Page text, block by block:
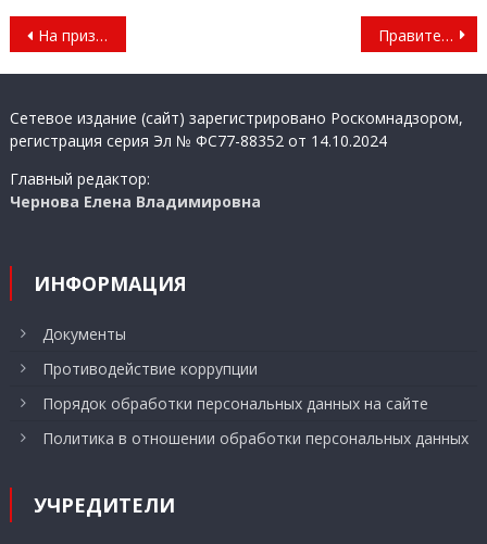
Навигация
по
На призы «Маяка» Правительство Нижегородской области и команда Захара Прилепина запустили предновогоднюю акцию «Нижегородская область — фронту»
Сетевое издание (сайт) зарегистрировано Роскомнадзором,
регистрация серия Эл № ФС77-88352 от 14.10.2024
Главный редактор:
Чернова Елена Владимировна
ИНФОРМАЦИЯ
Документы
Противодействие коррупции
Порядок обработки персональных данных на сайте
Политика в отношении обработки персональных данных
УЧРЕДИТЕЛИ